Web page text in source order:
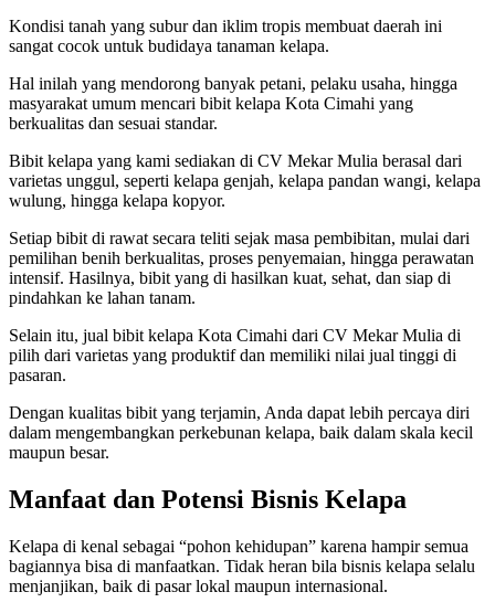
Kondisi tanah yang subur dan iklim tropis membuat daerah ini
sangat cocok untuk budidaya tanaman kelapa.
Hal inilah yang mendorong banyak petani, pelaku usaha, hingga
masyarakat umum mencari bibit kelapa Kota Cimahi yang
berkualitas dan sesuai standar.
Bibit kelapa yang kami sediakan di CV Mekar Mulia berasal dari
varietas unggul, seperti kelapa genjah, kelapa pandan wangi, kelapa
wulung, hingga kelapa kopyor.
Setiap bibit di rawat secara teliti sejak masa pembibitan, mulai dari
pemilihan benih berkualitas, proses penyemaian, hingga perawatan
intensif. Hasilnya, bibit yang di hasilkan kuat, sehat, dan siap di
pindahkan ke lahan tanam.
Selain itu, jual bibit kelapa Kota Cimahi dari CV Mekar Mulia di
pilih dari varietas yang produktif dan memiliki nilai jual tinggi di
pasaran.
Dengan kualitas bibit yang terjamin, Anda dapat lebih percaya diri
dalam mengembangkan perkebunan kelapa, baik dalam skala kecil
maupun besar.
Manfaat dan Potensi Bisnis Kelapa
Kelapa di kenal sebagai “pohon kehidupan” karena hampir semua
bagiannya bisa di manfaatkan. Tidak heran bila bisnis kelapa selalu
menjanjikan, baik di pasar lokal maupun internasional.